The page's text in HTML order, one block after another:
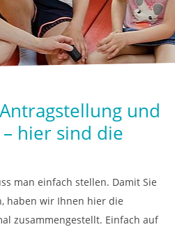
und
hier sind die
man einfach stellen. Damit Sie
haben wir Ihnen hier die
zusammengestellt. Einfach auf